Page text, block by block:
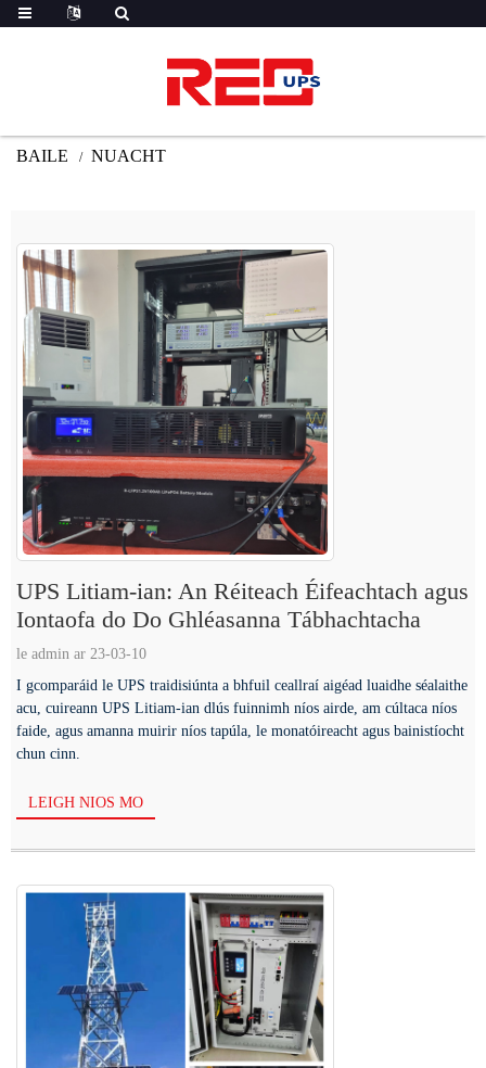
BAILE NUACHT
UPS Litiam-ian: An Réiteach Éifeachtach agus
Iontaofa do Do Ghléasanna Tábhachtacha
le admin ar 23-03-10
I gcomparáid le UPS traidisiúnta a bhfuil ceallraí aigéad luaidhe séalaithe
acu, cuireann UPS Litiam-ian dlús fuinnimh níos airde, am cúltaca níos
faide, agus amanna muirir níos tapúla, le monatóireacht agus bainistíocht
chun cinn.
LEIGH NIOS MO